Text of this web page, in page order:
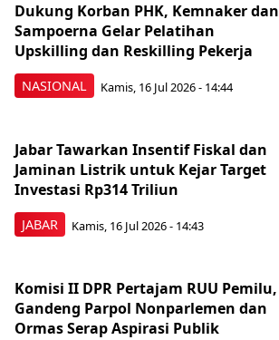
NASIONAL
Dukung Korban PHK, Kemnaker dan
Sampoerna Gelar Pelatihan
Upskilling dan Reskilling Pekerja
Kamis, 16 Jul 2026 - 14:44
JABAR
Jabar Tawarkan Insentif Fiskal dan
Jaminan Listrik untuk Kejar Target
Investasi Rp314 Triliun
Kamis, 16 Jul 2026 - 14:43
Komisi II DPR Pertajam RUU Pemilu,
Gandeng Parpol Nonparlemen dan
Ormas Serap Aspirasi Publik